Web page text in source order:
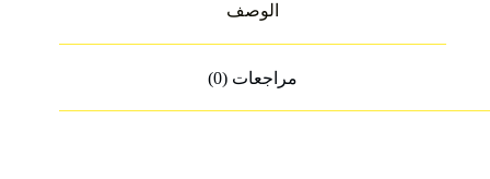
الوصف
مراجعات (0)